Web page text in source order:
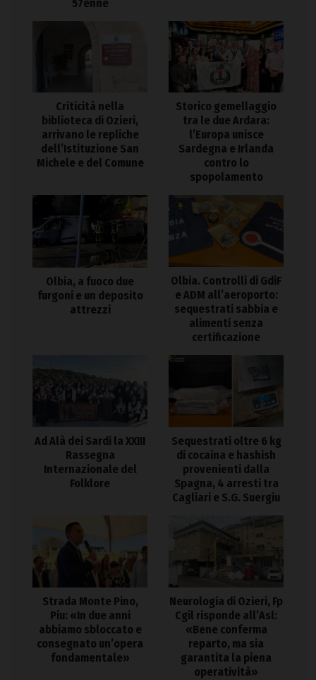
57enne
Criticità nella
biblioteca di Ozieri,
arrivano le repliche
dell’Istituzione San
Michele e del Comune
Storico gemellaggio
tra le due Ardara:
l’Europa unisce
Sardegna e Irlanda
contro lo
spopolamento
Olbia, a fuoco due
furgoni e un deposito
attrezzi
Olbia. Controlli di GdiF
e ADM all’aeroporto:
sequestrati sabbia e
alimenti senza
certificazione
Ad Alà dei Sardi la XXIII
Rassegna
Internazionale del
Folklore
Sequestrati oltre 6 kg
di cocaina e hashish
provenienti dalla
Spagna, 4 arresti tra
Cagliari e S.G. Suergiu
Strada Monte Pino,
Piu: «In due anni
abbiamo sbloccato e
consegnato un’opera
fondamentale»
Neurologia di Ozieri, Fp
Cgil risponde all’Asl:
«Bene conferma
reparto, ma sia
garantita la piena
operatività»